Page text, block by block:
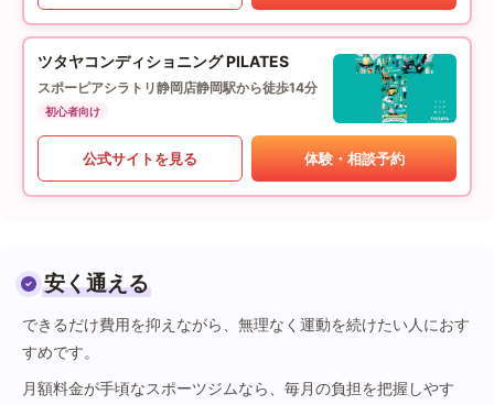
ツタヤコンディショニング PILATES
スポーピアシラトリ静岡店静岡駅から徒歩14分
初心者向け
公式サイトを見る 体験・相談予約
安く通える
できるだけ費用を抑えながら、無理なく運動を続けたい人におす
すめです。
月額料金が手頃なスポーツジムなら、毎月の負担を把握しやす